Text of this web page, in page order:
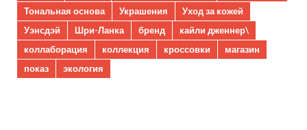
Тональная основа
Украшения
Уход за кожей
Уэнсдэй
Шри-Ланка бренд
кайли дженнер\
коллаборация
коллекция кроссовки
магазин
показ
экология